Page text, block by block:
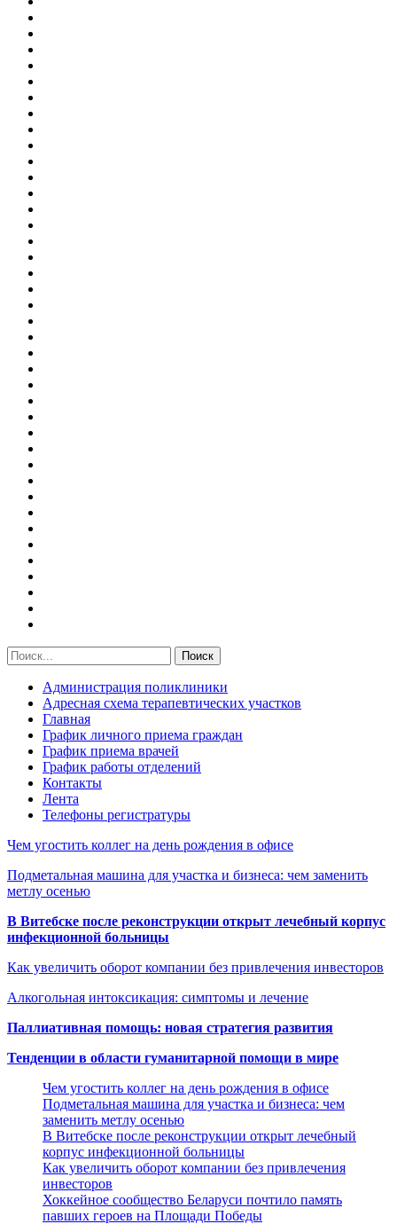
Администрация поликлиники
Адресная схема терапевтических участков
Главная
График личного приема граждан
График приема врачей
График работы отделений
Контакты
Лента
Телефоны регистратуры
Чем угостить коллег на день рождения в офисе
Подметальная машина для участка и бизнеса: чем заменить
метлу осенью
В Витебске после реконструкции открыт лечебный корпус
инфекционной больницы
Как увеличить оборот компании без привлечения инвесторов
Алкогольная интоксикация: симптомы и лечение
Паллиативная помощь: новая стратегия развития
Тенденции в области гуманитарной помощи в мире
Чем угостить коллег на день рождения в офисе
Подметальная машина для участка и бизнеса: чем
заменить метлу осенью
В Витебске после реконструкции открыт лечебный
корпус инфекционной больницы
Как увеличить оборот компании без привлечения
инвесторов
Хоккейное сообщество Беларуси почтило память
павших героев на Площади Победы